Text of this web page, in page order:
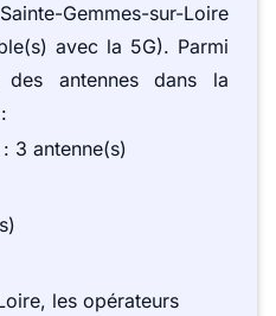
Gemmes-sur-Loire
avec la 5G). Parmi
antennes dans la
: 3 antenne(s)
les opérateurs